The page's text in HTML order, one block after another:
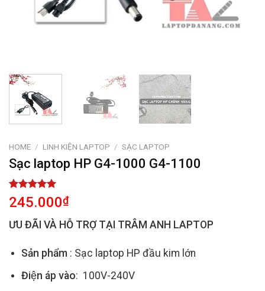
HOME / LINH KIỆN LAPTOP / SẠC LAPTOP
Sạc laptop HP G4-1000 G4-1100
Rated 5.00
out of 5
based on
1
customer
245.000₫
ƯU ĐÃI VÀ HỖ TRỢ TẠI TRÂM ANH LAPTOP
Sản phẩm : Sạc laptop HP đầu kim lớn
Điện áp vào: 100V-240V